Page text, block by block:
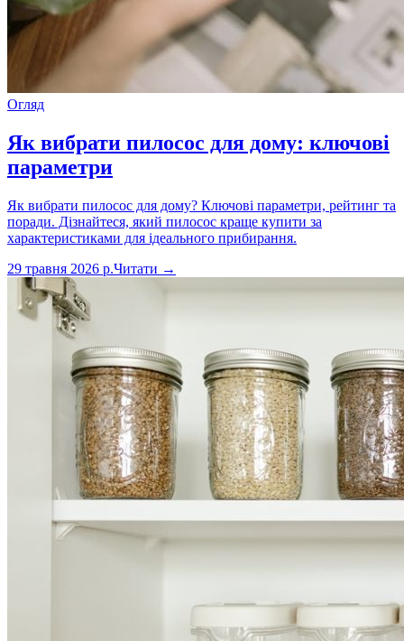
Огляд
Як вибрати пилосос для дому: ключові
параметри
Як вибрати пилосос для дому? Ключові параметри, рейтинг та
поради. Дізнайтеся, який пилосос краще купити за
характеристиками для ідеального прибирання.
29 травня 2026 р.Читати →